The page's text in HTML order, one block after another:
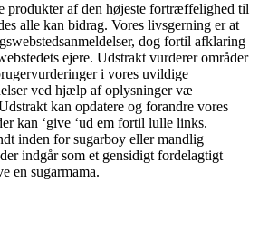
produkter af den højeste fortræffelighed til
alle kan bidrag. Vores livsgerning er at
dog fortil afklaring
ejere. Udstrakt vurderer områder
i vores uvildige
ved hjælp af oplysninger væ
kan opdatere og forandre vores
kan ‘give ‘ud em fortil lulle links.
inden for sugarboy eller mandlig
indgår som et gensidigt fordelagtigt
en sugarmama.